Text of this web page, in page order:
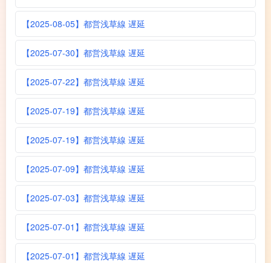
【2025-08-05】都営浅草線 遅延
【2025-07-30】都営浅草線 遅延
【2025-07-22】都営浅草線 遅延
【2025-07-19】都営浅草線 遅延
【2025-07-19】都営浅草線 遅延
【2025-07-09】都営浅草線 遅延
【2025-07-03】都営浅草線 遅延
【2025-07-01】都営浅草線 遅延
【2025-07-01】都営浅草線 遅延